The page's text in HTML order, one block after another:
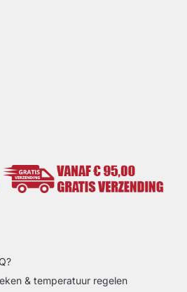
& temperatuur regelen